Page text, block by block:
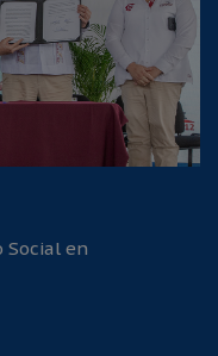
Social en